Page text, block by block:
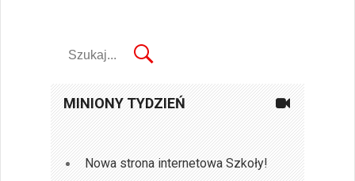
MINIONY TYDZIEŃ
Nowa strona internetowa Szkoły!